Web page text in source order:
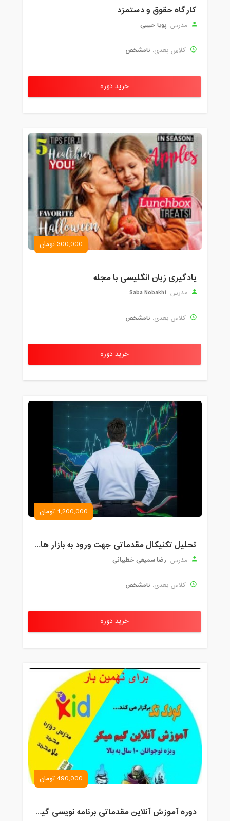
کارگاه حقوق و دستمزد
مدرس: پویا حبیبی
کلاس بعدی: نامشخص
خرید دوره
300,000 تومان
یادگیری زبان انگلیسی با مجله
مدرس: Saba Nobakht
کلاس بعدی: نامشخص
خرید دوره
1,200,000 تومان
تحلیل تکنیکال مقدماتی جهت ورود به بازار های مالی (رمز ارز و فارکس )
مدرس: رضا سمیعی خطیبانی
کلاس بعدی: نامشخص
خرید دوره
490,000 تومان
دوره آموزش آنلاین مقدماتی برنامه نویسی گیم میکر کودک و نوجوان (برای نهمین بار) کودک تک